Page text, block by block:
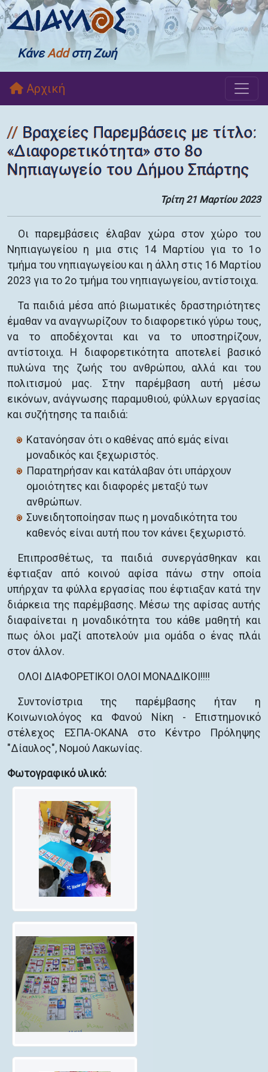
ΚάνεAddστη Ζωή
Αρχική
Βραχείες Παρεμβάσεις με τίτλο:
«Διαφορετικότητα» στο 8ο
Νηπιαγωγείο του Δήμου Σπάρτης
Τρίτη 21 Μαρτίου 2023
Οι παρεμβάσεις έλαβαν χώρα στον χώρο του
Νηπιαγωγείου η μια στις 14 Μαρτίου για το 1ο
τμήμα του νηπιαγωγείου και η άλλη στις 16 Μαρτίου
2023 για το 2ο τμήμα του νηπιαγωγείου, αντίστοιχα.
Τα παιδιά μέσα από βιωματικές δραστηριότητες
έμαθαν να αναγνωρίζουν το διαφορετικό γύρω τους,
να το αποδέχονται και να το υποστηρίζουν,
αντίστοιχα. Η διαφορετικότητα αποτελεί βασικό
πυλώνα της ζωής του ανθρώπου, αλλά και του
πολιτισμού μας. Στην παρέμβαση αυτή μέσω
εικόνων, ανάγνωσης παραμυθιού, φύλλων εργασίας
και συζήτησης τα παιδιά:
Κατανόησαν ότι ο καθένας από εμάς είναι
μοναδικός και ξεχωριστός.
Παρατηρήσαν και κατάλαβαν ότι υπάρχουν
ομοιότητες και διαφορές μεταξύ των
ανθρώπων.
Συνειδητοποίησαν πως η μοναδικότητα του
καθενός είναι αυτή που τον κάνει ξεχωριστό.
Επιπροσθέτως, τα παιδιά συνεργάσθηκαν και
έφτιαξαν από κοινού αφίσα πάνω στην οποία
υπήρχαν τα φύλλα εργασίας που έφτιαξαν κατά την
διάρκεια της παρέμβασης. Μέσω της αφίσας αυτής
διαφαίνεται η μοναδικότητα του κάθε μαθητή και
πως όλοι μαζί αποτελούν μια ομάδα ο ένας πλάι
στον άλλον.
ΟΛΟΙ ΔΙΑΦΟΡΕΤΙΚΟΙ ΟΛΟΙ ΜΟΝΑΔΙΚΟΙ!!!!
Συντονίστρια της παρέμβασης ήταν η
Κοινωνιολόγος κα Φανού Νίκη - Επιστημονικό
στέλεχος ΕΣΠΑ-ΟΚΑΝΑ στο Κέντρο Πρόληψης
"Δίαυλος", Νομού Λακωνίας.
Φωτογραφικό υλικό: